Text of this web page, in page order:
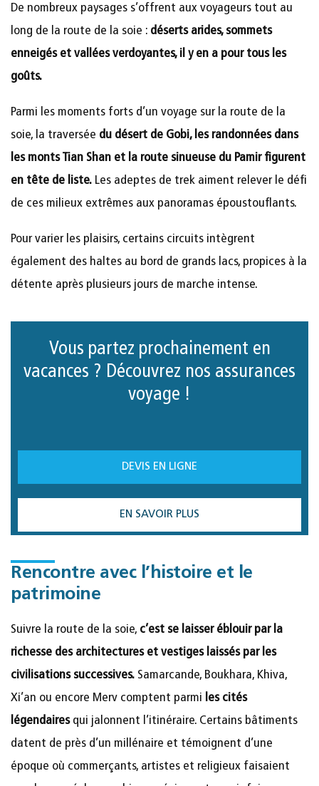
De nombreux paysages s’offrent aux voyageurs tout au
long de la route de la soie : déserts arides, sommets
enneigés et vallées verdoyantes, il y en a pour tous les
goûts.
Parmi les moments forts d’un voyage sur la route de la
soie, la traversée du désert de Gobi, les randonnées dans
les monts Tian Shan et la route sinueuse du Pamir figurent
en tête de liste. Les adeptes de trek aiment relever le défi
de ces milieux extrêmes aux panoramas époustouflants.
Pour varier les plaisirs, certains circuits intègrent
également des haltes au bord de grands lacs, propices à la
détente après plusieurs jours de marche intense.
Vous partez prochainement en
vacances ? Découvrez nos assurances
voyage !
DEVIS EN LIGNE
EN SAVOIR PLUS
Rencontre avec l’histoire et le
patrimoine
Suivre la route de la soie, c’est se laisser éblouir par la
richesse des architectures et vestiges laissés par les
civilisations successives. Samarcande, Boukhara, Khiva,
Xi’an ou encore Merv comptent parmi les cités
légendairesqui jalonnent l’itinéraire. Certains bâtiments
datent de près d’un millénaire et témoignent d’une
époque où commerçants, artistes et religieux faisaient